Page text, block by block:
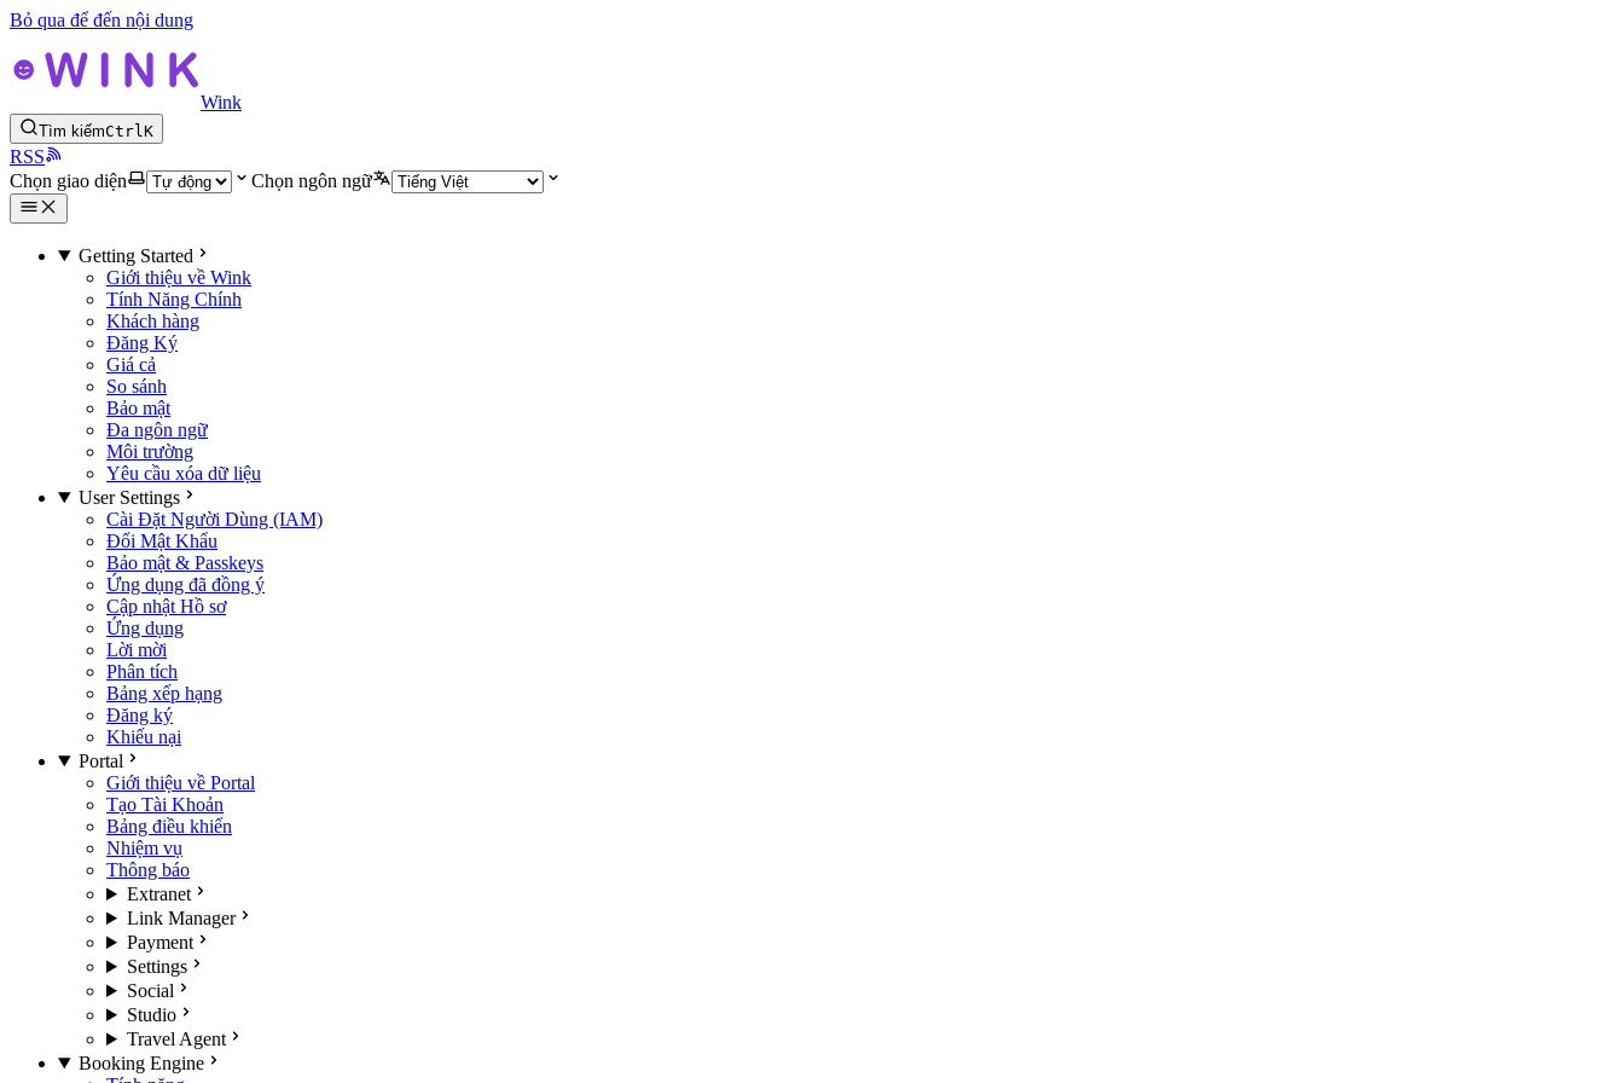
Bỏ qua để đến nội dung
Wink
Tìm kiếmCtrlK
RSS
Chọn giao diện
Chọn ngôn ngữ
Getting Started
Giới thiệu về Wink
Tính Năng Chính
Khách hàng
Đăng Ký
Giá cả
So sánh
Bảo mật
Đa ngôn ngữ
Môi trường
Yêu cầu xóa dữ liệu
User Settings
Cài Đặt Người Dùng (IAM)
Đổi Mật Khẩu
Bảo mật & Passkeys
Ứng dụng đã đồng ý
Cập nhật Hồ sơ
Ứng dụng
Lời mời
Phân tích
Bảng xếp hạng
Đăng ký
Khiếu nại
Portal
Giới thiệu về Portal
Tạo Tài Khoản
Bảng điều khiển
Nhiệm vụ
Thông báo
Extranet
Link Manager
Payment
Settings
Social
Studio
Travel Agent
Booking Engine